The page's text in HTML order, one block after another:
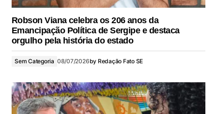
Robson Viana celebra os 206 anos da
Emancipação Política de Sergipe e destaca
orgulho pela história do estado
Sem Categoria 08/07/2026by Redação Fato SE